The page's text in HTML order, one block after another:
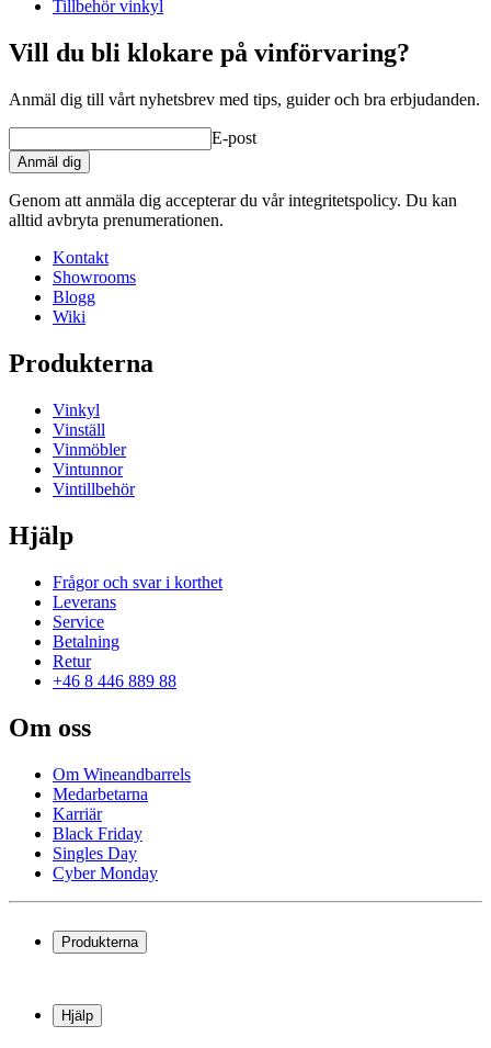
Mått (BxHxD cm)
Vikt (kg)0.8
Djup (cm)
Tillbehör vinkyl
Vill du bli klokare på vinförvaring?
Anmäl dig till vårt nyhetsbrev med tips, guider och bra erbjudanden.
E-post
Anmäl dig
Genom att anmäla dig accepterar du vår integritetspolicy. Du kan
alltid avbryta prenumerationen.
Kontakt
Showrooms
Blogg
Wiki
Produkterna
Vinkyl
Vinställ
Vinmöbler
Vintunnor
Vintillbehör
Hjälp
Frågor och svar i korthet
Leverans
Service
Betalning
Retur
+46 8 446 889 88
Om oss
Om Wineandbarrels
Medarbetarna
Karriär
Black Friday
Singles Day
Cyber Monday
Produkterna
Vinställ
Vinmöbler
Hjälp